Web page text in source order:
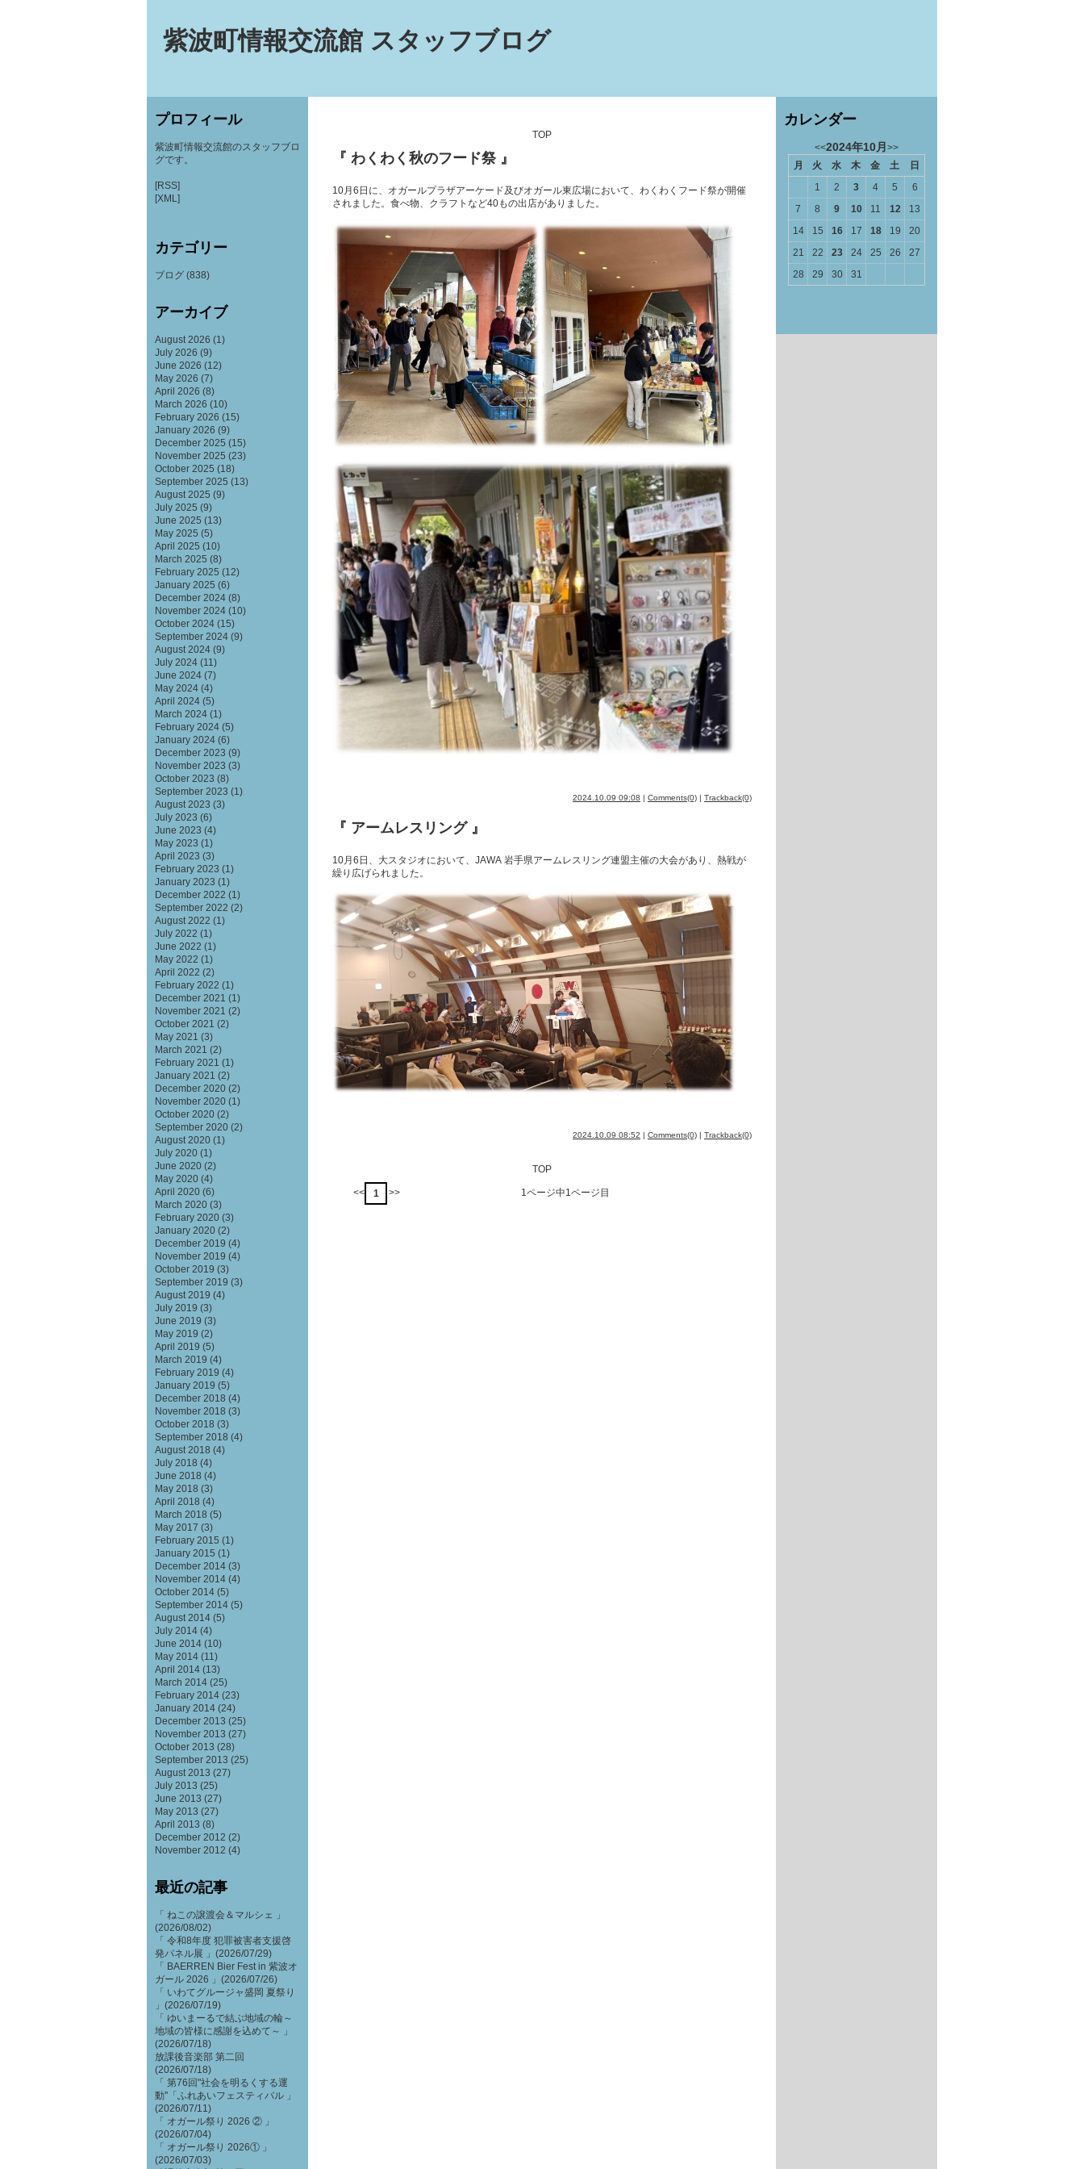
紫波町情報交流館 スタッフブログ
TOP
『 わくわく秋のフード祭 』
10月 6 日に、オガールプラザアーケード及びオガール東広場において、わくわくフード祭が開催
されました。食べ物、クラフトなど40もの出店がありました。
2024.10.09 09:08 | Comments(0) | Trackback(0)
『 アームレスリング 』
10月6 日、大スタジオにおいて、 JAWA 岩手県アームレスリング連盟主催の大会があり、熱戦が
繰り広げられました。
2024.10.09 08:52 | Comments(0) | Trackback(0)
TOP
<< 1 >> 1ページ中1ページ目
プロフィール
紫波町情報交流館のスタッフブロ
グです。
[RSS]
[XML]
カテゴリー
ブログ (838)
アーカイブ
August 2026 (1)
July 2026 (9)
June 2026 (12)
May 2026 (7)
April 2026 (8)
March 2026 (10)
February 2026 (15)
January 2026 (9)
December 2025 (15)
November 2025 (23)
October 2025 (18)
September 2025 (13)
August 2025 (9)
July 2025 (9)
June 2025 (13)
May 2025 (5)
April 2025 (10)
March 2025 (8)
February 2025 (12)
January 2025 (6)
December 2024 (8)
November 2024 (10)
October 2024 (15)
September 2024 (9)
August 2024 (9)
July 2024 (11)
June 2024 (7)
May 2024 (4)
April 2024 (5)
March 2024 (1)
February 2024 (5)
January 2024 (6)
December 2023 (9)
November 2023 (3)
October 2023 (8)
September 2023 (1)
August 2023 (3)
July 2023 (6)
June 2023 (4)
May 2023 (1)
April 2023 (3)
February 2023 (1)
January 2023 (1)
December 2022 (1)
September 2022 (2)
August 2022 (1)
July 2022 (1)
June 2022 (1)
May 2022 (1)
April 2022 (2)
February 2022 (1)
December 2021 (1)
November 2021 (2)
October 2021 (2)
May 2021 (3)
March 2021 (2)
February 2021 (1)
January 2021 (2)
December 2020 (2)
November 2020 (1)
October 2020 (2)
September 2020 (2)
August 2020 (1)
July 2020 (1)
June 2020 (2)
May 2020 (4)
April 2020 (6)
March 2020 (3)
February 2020 (3)
January 2020 (2)
December 2019 (4)
November 2019 (4)
October 2019 (3)
September 2019 (3)
August 2019 (4)
July 2019 (3)
June 2019 (3)
May 2019 (2)
April 2019 (5)
March 2019 (4)
February 2019 (4)
January 2019 (5)
December 2018 (4)
November 2018 (3)
October 2018 (3)
September 2018 (4)
August 2018 (4)
July 2018 (4)
June 2018 (4)
May 2018 (3)
April 2018 (4)
March 2018 (5)
May 2017 (3)
February 2015 (1)
January 2015 (1)
December 2014 (3)
November 2014 (4)
October 2014 (5)
September 2014 (5)
August 2014 (5)
July 2014 (4)
June 2014 (10)
May 2014 (11)
April 2014 (13)
March 2014 (25)
February 2014 (23)
January 2014 (24)
December 2013 (25)
November 2013 (27)
October 2013 (28)
September 2013 (25)
August 2013 (27)
July 2013 (25)
June 2013 (27)
May 2013 (27)
April 2013 (8)
December 2012 (2)
November 2012 (4)
最近の記事
「 ねこの譲渡会＆マルシェ 」
(2026/08/02)
「 令和8年度 犯罪被害者支援啓
発パネル展 」(2026/07/29)
「 BAERREN Bier Fest in 紫波オ
ガール 2026 」(2026/07/26)
「 いわてグルージャ盛岡 夏祭り
」(2026/07/19)
「 ゆいまーるで結ぶ地域の輪～
地域の皆様に感謝を込めて～ 」
(2026/07/18)
放課後音楽部 第二回
(2026/07/18)
「 第76回"社会を明るくする運
動"「ふれあいフェスティバル 」
(2026/07/11)
「 オガール祭り 2026 ② 」
(2026/07/04)
「 オガール祭り 2026① 」
(2026/07/03)
カレンダー
<<2024年10月 >>
月
火 水 木 金 土
日
1
2 3 4 5
6
7
8 9 10 11 12
13
14
15 16 17 18 19
20
21
22 23 24 25 26
27
28
29 30 31